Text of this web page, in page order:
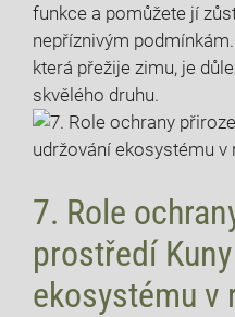
funkce a pomůžete jí
nepříznivým
která přežije zimu, je
skvělého druhu.
7. Role
prostředí
ekosystému v